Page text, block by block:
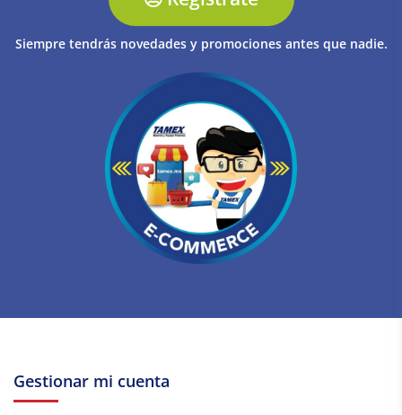
Siempre tendrás novedades y promociones antes que nadie.
Gestionar mi cuenta